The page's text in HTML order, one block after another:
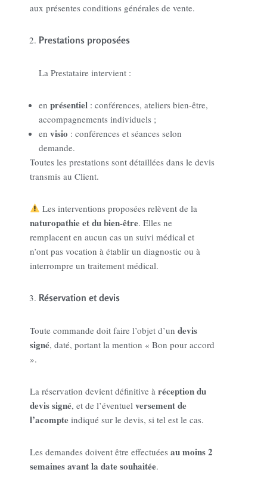
aux présentes conditions générales de vente.
Prestations proposées
La Prestataire intervient :
en présentiel : conférences, ateliers bien-être,
accompagnements individuels ;
en visio : conférences et séances selon
demande.
Toutes les prestations sont détaillées dans le devis
transmis au Client.
Les interventions proposées relèvent de la
naturopathie et du bien-être. Elles ne
remplacent en aucun cas un suivi médical et
n’ont pas vocation à établir un diagnostic ou à
interrompre un traitement médical.
Réservation et devis
Toute commande doit faire l’objet d’un devis
signé, daté, portant la mention « Bon pour accord
».
La réservation devient définitive à réception du
devis signé, et de l’éventuel versement de
l’acompte indiqué sur le devis, si tel est le cas.
Les demandes doivent être effectuées au moins 2
semaines avant la date souhaitée.